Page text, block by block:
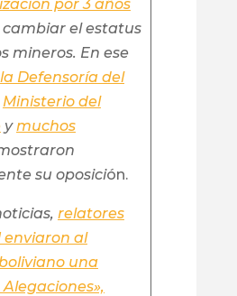
por 3 años
el estatus
mineros. En ese
la Defensoría del
Ministerio del
ymuchos
su oposición.
relatores
enviaron al
una